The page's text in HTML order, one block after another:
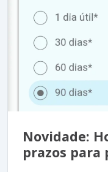
Novidade:
prazos para